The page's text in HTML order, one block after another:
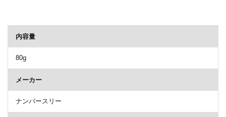
内容量
80g
メーカー
ナンバースリー